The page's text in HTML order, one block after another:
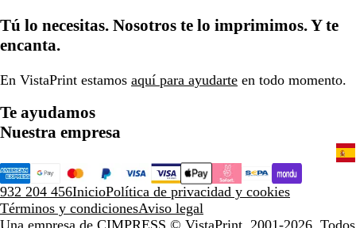
Tú lo necesitas. Nosotros te lo imprimimos. Y te
encanta.
En VistaPrint estamos aquí para ayudarte en todo momento.
Te ayudamos
Nuestra empresa
932 204 456InicioPolítica de privacidad y cookies
Términos y condicionesAviso legal